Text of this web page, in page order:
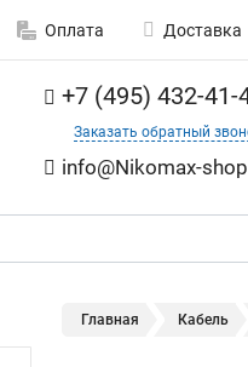
Оплата Доставка
+7 (495) 432-41-
Заказать обратный
info@Nikomax-
Главная Кабель